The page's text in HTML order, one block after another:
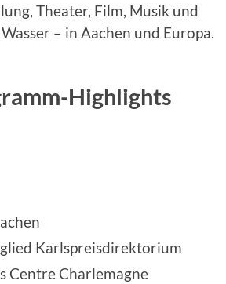
Theater, Film, Musik und
– in Aachen und Europa.
Highlights
Karlspreisdirektorium
Centre Charlemagne